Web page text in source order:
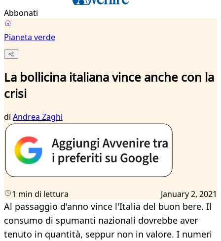
Abbonati
Pianeta verde
La bollicina italiana vince anche con la
crisi
di Andrea Zaghi
1 min di lettura January 2, 2021
Al passaggio d'anno vince l'Italia del buon bere. Il
consumo di spumanti nazionali dovrebbe aver
tenuto in quantità, seppur non in valore. I numeri